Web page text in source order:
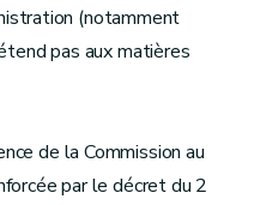
(notamment
pas aux matières
de la Commission au
par le décret du 2